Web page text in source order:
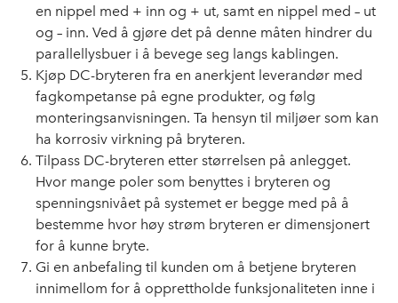
en nippel med + inn og + ut, samt en nippel med – ut
og – inn. Ved å gjøre det på denne måten hindrer du
parallellysbuer i å bevege seg langs kablingen.
Kjøp DC-bryteren fra en anerkjent leverandør med
fagkompetanse på egne produkter, og følg
monteringsanvisningen. Ta hensyn til miljøer som kan
ha korrosiv virkning på bryteren.
Tilpass DC-bryteren etter størrelsen på anlegget.
Hvor mange poler som benyttes i bryteren og
spenningsnivået på systemet er begge med på å
bestemme hvor høy strøm bryteren er dimensjonert
for å kunne bryte.
Gi en anbefaling til kunden om å betjene bryteren
innimellom for å opprettholde funksjonaliteten inne i